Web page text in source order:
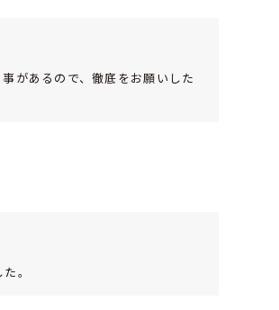
があるので、徹底をお願いした
。